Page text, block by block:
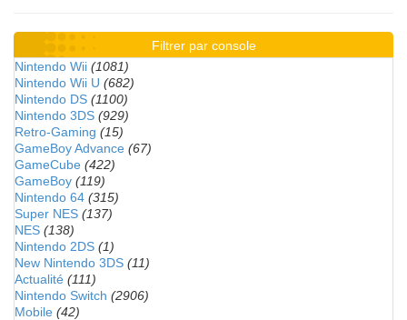
Filtrer par console
Nintendo Wii (1081)
Nintendo Wii U (682)
Nintendo DS (1100)
Nintendo 3DS (929)
Retro-Gaming (15)
GameBoy Advance (67)
GameCube (422)
GameBoy (119)
Nintendo 64 (315)
Super NES (137)
NES (138)
Nintendo 2DS (1)
New Nintendo 3DS (11)
Actualité (111)
Nintendo Switch (2906)
Mobile (42)